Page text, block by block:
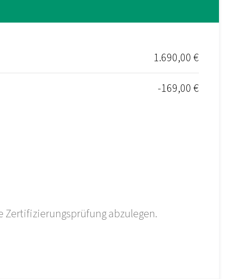
1.690,00 €
-169,00 €
abzulegen.